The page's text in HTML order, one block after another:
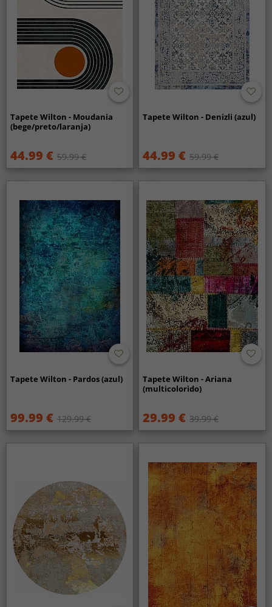
Tapete Wilton - Moudania
(bege/preto/laranja)
44.99 € 59.99 €
Tapete Wilton - Denizli (azul)
44.99 € 59.99 €
Tapete Wilton - Pardos (azul)
99.99 € 129.99 €
Tapete Wilton - Ariana
(multicolorido)
29.99 € 39.99 €